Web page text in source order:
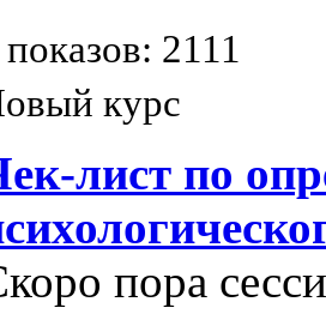
2111
курс
лист по
пора